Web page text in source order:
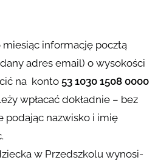
informację pocztą
adres email) o wysokości
na konto 53 1030 1508 0000
wpłacać dokładnie – bez
podając nazwisko i imię
w Przedszkolu wynosi-